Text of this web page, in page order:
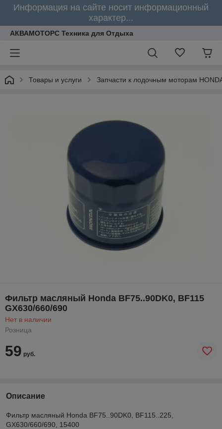
Информация на сайте носит информационный
характер...
АКВАМОТОРС Техника для Отдыха
Товары и услуги Запчасти к лодочным моторам
Фильтр масляный Honda BF75..90DK0, BF115
GX630/660/690
Нет в наличии
Розница
59 руб.
Описание
Фильтр масляный Honda BF75..90DK0, BF115..225,
GX630/660/690, 15400